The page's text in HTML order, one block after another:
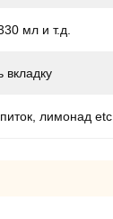
мл и т.д.
вкладку
лимонад etc.